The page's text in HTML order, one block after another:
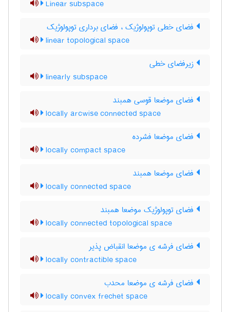
Linear subspace
فضای خطی توپولوژیک ، فضای برداری توپولوژیک
linear topological space
زیرفضای خطی
linearly subspace
فضای موضعا قوسی همبند
locally arcwise connected space
فضای موضعا فشرده
locally compact space
فضای موضعا همبند
locally connected space
فضای توپولوژیک موضعا همبند
locally connected topological space
فضای فرشه ی موضعا انقباض پذیر
locally contractible space
فضای فرشه ی موضعا محدب
locally convex frechet space